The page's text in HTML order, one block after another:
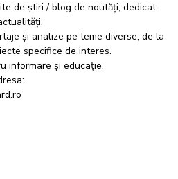
de știri / blog de noutăți, dedicat
și analize pe teme diverse, de la
specifice de interes.
informare și educație.